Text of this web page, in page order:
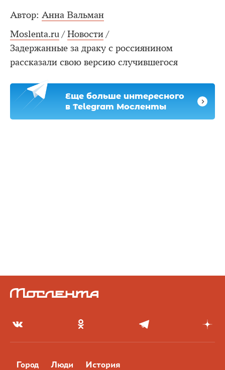
Автор: Анна Вальман
Moslenta.ru / Новости /
Задержанные за драку с россиянином
рассказали свою версию случившегося
Еще больше интересного
в Telegram Мосленты
Город Люди История